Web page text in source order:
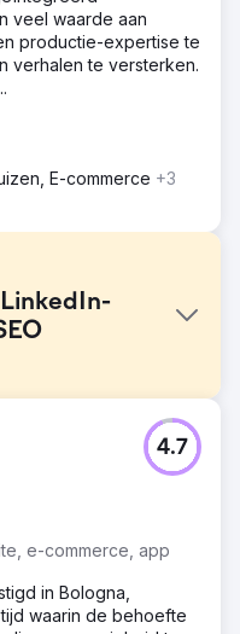
veel waarde aan
productie-expertise te
verhalen te versterken.
E-commerce +3
LinkedIn-
analytics had ondanks
salespipeline. Hun
alle relevante
genereerden wel
based marketing
marketing
dan 12% bij aan de
90 tot 180
e-commerce, app
4.7
in Bologna,
waarin de behoefte